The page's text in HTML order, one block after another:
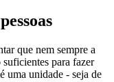
que nem sempre a
suficientes para fazer
uma unidade - seja de